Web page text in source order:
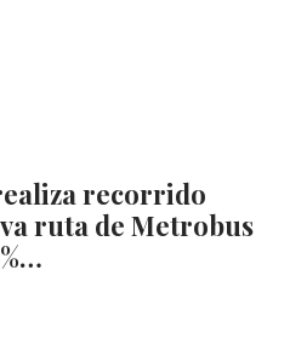
recorrido
ruta de Metrobus